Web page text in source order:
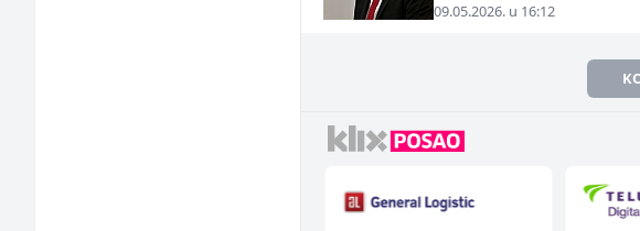
09.05.2026. u 16:12